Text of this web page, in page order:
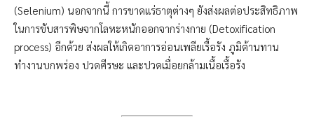
(Selenium) นอกจากนี้ การขาดแร่ธาตุต่างๆ ยังส่งผลต่อประสิทธิภาพ
ในการขับสารพิษจากโลหะหนักออกจากร่างกาย (Detoxification
process) อีกด้วย ส่งผลให้เกิดอาการอ่อนเพลียเรื้อรัง ภูมิต้านทาน
ทำงานบกพร่อง ปวดศีรษะ และปวดเมื่อยกล้ามเนื้อเรื้อรัง